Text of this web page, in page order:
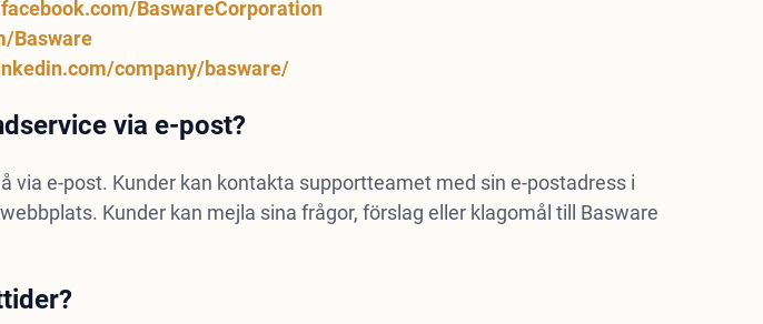
BaswareCorporation
Basware
company/basware/
via e-post?
via e-post. Kunder kan kontakta supportteamet med sin e-postadress i
Kunder kan mejla sina frågor, förslag eller klagomål till Basware